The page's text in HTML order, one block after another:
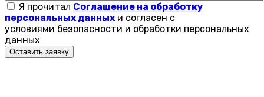
Я прочитал Соглашение на обработку
персональных данных и согласен с
условиями безопасности и обработки персональных
данных
Оставить заявку